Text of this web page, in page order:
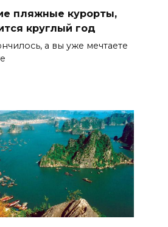
пляжные курорты,
круглый год
а вы уже мечтаете